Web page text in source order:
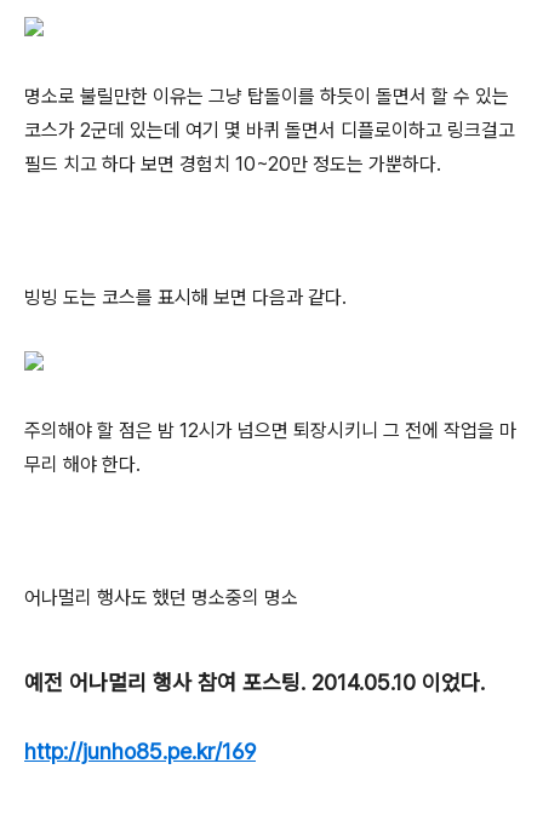
명소로 불릴만한 이유는 그냥 탑돌이를 하듯이 돌면서 할 수 있는
코스가 2군데 있는데 여기 몇 바퀴 돌면서 디플로이하고 링크걸고
필드 치고 하다 보면 경험치 10~20만 정도는 가뿐하다.
빙빙 도는 코스를 표시해 보면 다음과 같다.
주의해야 할 점은 밤 12시가 넘으면 퇴장시키니 그 전에 작업을 마
무리 해야 한다.
어나멀리 행사도 했던 명소중의 명소
예전 어나멀리 행사 참여 포스팅. 2014.05.10 이었다.
http://junho85.pe.kr/169